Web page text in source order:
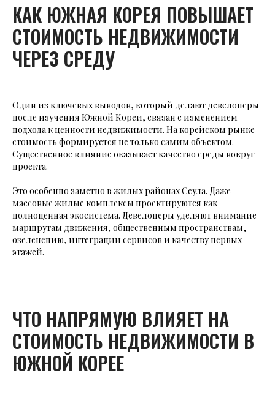
КАК ЮЖНАЯ КОРЕЯ ПОВЫШАЕТ
СТОИМОСТЬ НЕДВИЖИМОСТИ
ЧЕРЕЗ СРЕДУ
Один из ключевых выводов, который делают девелоперы
после изучения Южной Кореи, связан с изменением
подхода к ценности недвижимости. На корейском рынке
стоимость формируется не только самим объектом.
Существенное влияние оказывает качество среды вокруг
проекта.
Это особенно заметно в жилых районах Сеула. Даже
массовые жилые комплексы проектируются как
полноценная экосистема. Девелоперы уделяют внимание
маршрутам движения, общественным пространствам,
озеленению, интеграции сервисов и качеству первых
этажей.
ЧТО НАПРЯМУЮ ВЛИЯЕТ НА
СТОИМОСТЬ НЕДВИЖИМОСТИ В
ЮЖНОЙ КОРЕЕ